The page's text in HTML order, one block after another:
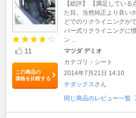
11
この商品の
価格を比較する
【総評】 【満足してい
た目。当然純正より良い
どでのリクライニングが
バー式リクライニングに
ン ...
マツダ デミオ
カテゴリ：シート
2014年7月21日 14:10
チダックス さん
同じ商品のレビュー一覧